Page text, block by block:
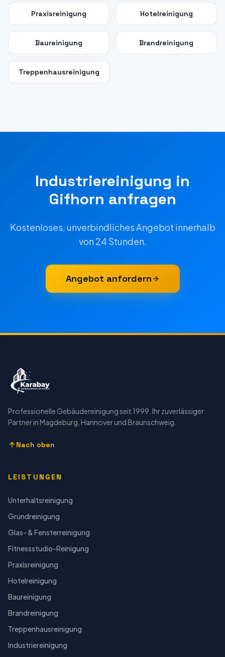
Praxisreinigung Hotelreinigung
Baureinigung Brandreinigung
Treppenhausreinigung
Industriereinigung in
Gifhorn anfragen
Kostenloses, unverbindliches Angebot innerhalb
von 24 Stunden.
Angebot anfordern
Professionelle Gebäudereinigung seit 1999. Ihr zuverlässiger
Partner in Magdeburg, Hannover und Braunschweig.
Nach oben
LEISTUNGEN
Unterhaltsreinigung
Grundreinigung
Glas- & Fensterreinigung
Fitnessstudio-Reinigung
Praxisreinigung
Hotelreinigung
Baureinigung
Brandreinigung
Treppenhausreinigung
Industriereinigung